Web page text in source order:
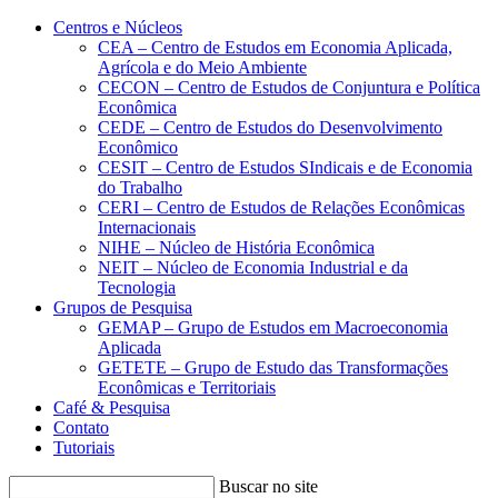
Conteúdo principal Menu principal
Centros e Núcleos
CEA – Centro de Estudos em Economia Aplicada,
Agrícola e do Meio Ambiente
CECON – Centro de Estudos de Conjuntura e Política
Econômica
CEDE – Centro de Estudos do Desenvolvimento
Econômico
CESIT – Centro de Estudos SIndicais e de Economia
do Trabalho
CERI – Centro de Estudos de Relações Econômicas
Internacionais
NIHE – Núcleo de História Econômica
NEIT – Núcleo de Economia Industrial e da
Tecnologia
Grupos de Pesquisa
GEMAP – Grupo de Estudos em Macroeconomia
Aplicada
GETETE – Grupo de Estudo das Transformações
Econômicas e Territoriais
Café & Pesquisa
Contato
Tutoriais
Buscar no site